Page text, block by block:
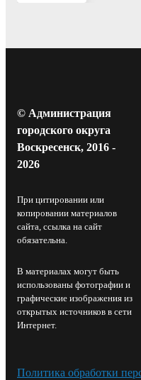
© Администрация
городского округа
Воскресенск, 2016 -
2026
При цитировании или
копировании материалов
сайта, ссылка на сайт
обязательна.
В материалах могут быть
использованы фотографии и
графические изображения из
открытых источников в сети
Интернет.
Политика обработки